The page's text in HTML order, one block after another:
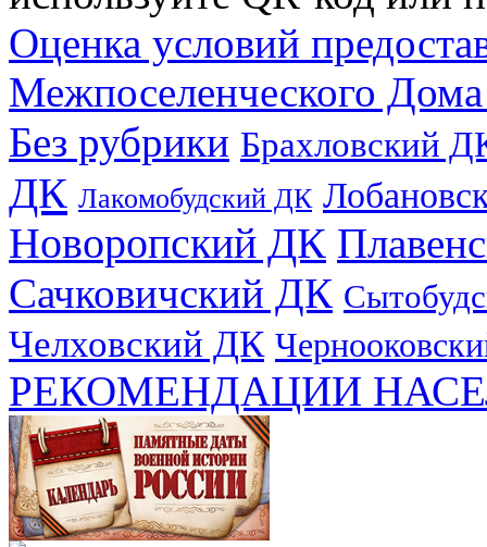
Оценка условий
Межпоселенческого
Без рубрики Брахловский
ДК Лакомобудский ДК
Новоропский ДК
Сачковичский ДК
Челховский ДК
РЕКОМЕНДАЦИИ